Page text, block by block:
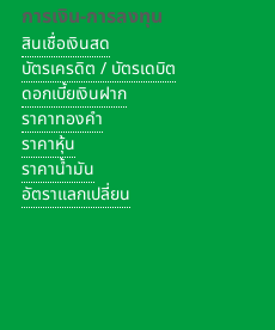
การเงิน-การลงทุน
สินเชื่อเงินสด
บัตรเครดิต / บัตรเดบิต
ดอกเบี้ยเงินฝาก
ราคาทองคำ
ราคาหุ้น
ราคาน้ำมัน
อัตราแลกเปลี่ยน